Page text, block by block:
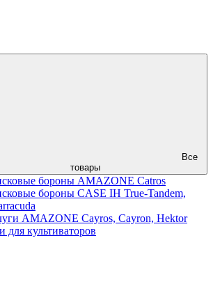
Все
товары
бороны AMAZONE Catros
бороны CASE IH True-Tandem,
AMAZONE Cayros, Cayron, Hektor
для культиваторов